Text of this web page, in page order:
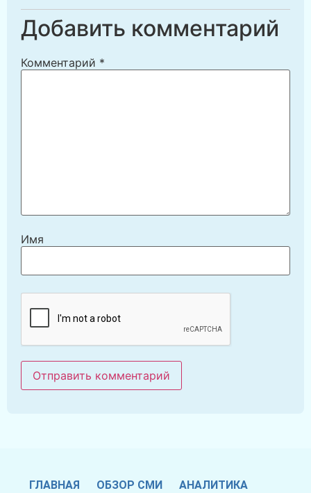
Добавить комментарий
Комментарий *
Имя
ГЛАВНАЯ ОБЗОР СМИ АНАЛИТИКА